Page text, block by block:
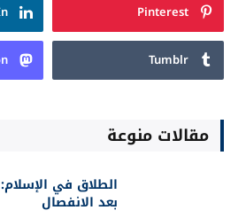
Pinterest
Tumblr
مقالات منوعة
الطلاق في
بعد الانفصال